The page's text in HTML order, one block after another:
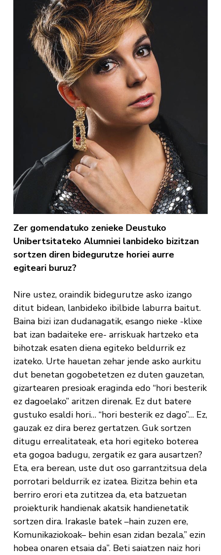
Zer gomendatuko zenieke Deustuko
Unibertsitateko Alumniei lanbideko bizitzan
sortzen diren bidegurutze horiei aurre
egiteari buruz?
Nire ustez, oraindik bidegurutze asko izango
ditut bidean, lanbideko ibilbide laburra baitut.
Baina bizi izan dudanagatik, esango nieke -klixe
bat izan badaiteke ere- arriskuak hartzeko eta
bihotzak esaten diena egiteko beldurrik ez
izateko. Urte hauetan zehar jende asko aurkitu
dut benetan gogobetetzen ez duten gauzetan,
gizartearen presioak eraginda edo “hori besterik
ez dagoelako” aritzen direnak. Ez dut batere
gustuko esaldi hori… “hori besterik ez dago”… Ez,
gauzak ez dira berez gertatzen. Guk sortzen
ditugu errealitateak, eta hori egiteko boterea
eta gogoa badugu, zergatik ez gara ausartzen?
Eta, era berean, uste dut oso garrantzitsua dela
porrotari beldurrik ez izatea. Bizitza behin eta
berriro erori eta zutitzea da, eta batzuetan
proiekturik handienak akatsik handienetatik
sortzen dira. Irakasle batek –hain zuzen ere,
Komunikaziokoak– behin esan zidan bezala,” ezin
hobea onaren etsaia da”. Beti saiatzen naiz hori